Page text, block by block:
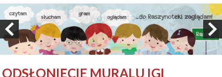
ODSŁONIĘCIE MURALU IGI